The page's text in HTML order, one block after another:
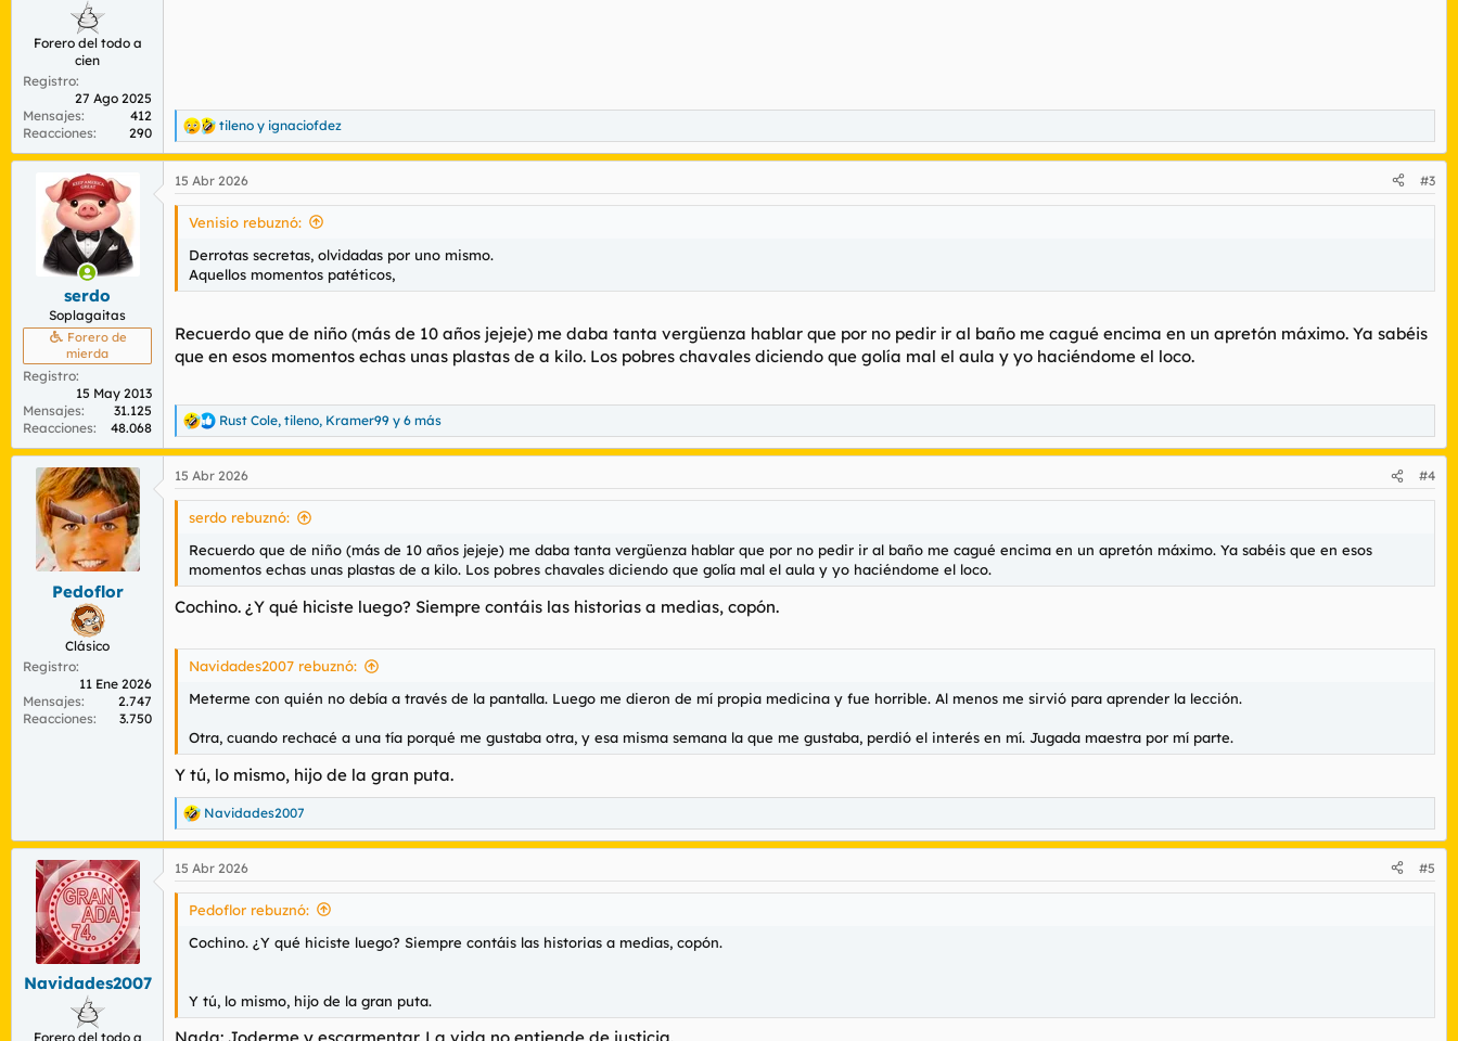
Forero del todo a
cien
Registro
27 Ago 2025
Mensajes
412
Reacciones
290
R
e
a
c
c
s
tileno y ignaciofdez
serdo
Soplagaitas
Forero de
mierda
Registro
15 May 2013
Mensajes
31.125
Reacciones
48.068
15 Abr 2026 #3
Venisio rebuznó:
Derrotas secretas, olvidadas por uno mismo.
Aquellos momentos patéticos,
Recuerdo que de niño (más de 10 años jejeje) me daba tanta vergüenza hablar que por no pedir ir al baño me cagué encima en un apretón máximo. Ya sabéis
que en esos momentos echas unas plastas de a kilo. Los pobres chavales diciendo que golía mal el aula y yo haciéndome el loco.
R
e
a
c
c
s
:
Rust Cole, tileno, Kramer99 y 6 más
Pedoflor
Clásico
Registro
11 Ene 2026
Mensajes
2.747
Reacciones
3.750
15 Abr 2026 #4
serdo rebuznó:
Recuerdo que de niño (más de 10 años jejeje) me daba tanta vergüenza hablar que por no pedir ir al baño me cagué encima en un apretón máximo. Ya sabéis que en esos
momentos echas unas plastas de a kilo. Los pobres chavales diciendo que golía mal el aula y yo haciéndome el loco.
Cochino. ¿Y qué hiciste luego? Siempre contáis las historias a medias, copón.
Navidades2007 rebuznó:
Meterme con quién no debía a través de la pantalla. Luego me dieron de mí propia medicina y fue horrible. Al menos me sirvió para aprender la lección.
Otra, cuando rechacé a una tía porqué me gustaba otra, y esa misma semana la que me gustaba, perdió el interés en mí. Jugada maestra por mí parte.
Y tú, lo mismo, hijo de la gran puta.
R
e
a
c
c
n
Navidades2007
Navidades2007
Forero del todo a
15 Abr 2026 #5
Pedoflor rebuznó:
Cochino. ¿Y qué hiciste luego? Siempre contáis las historias a medias, copón.
Y tú, lo mismo, hijo de la gran puta.